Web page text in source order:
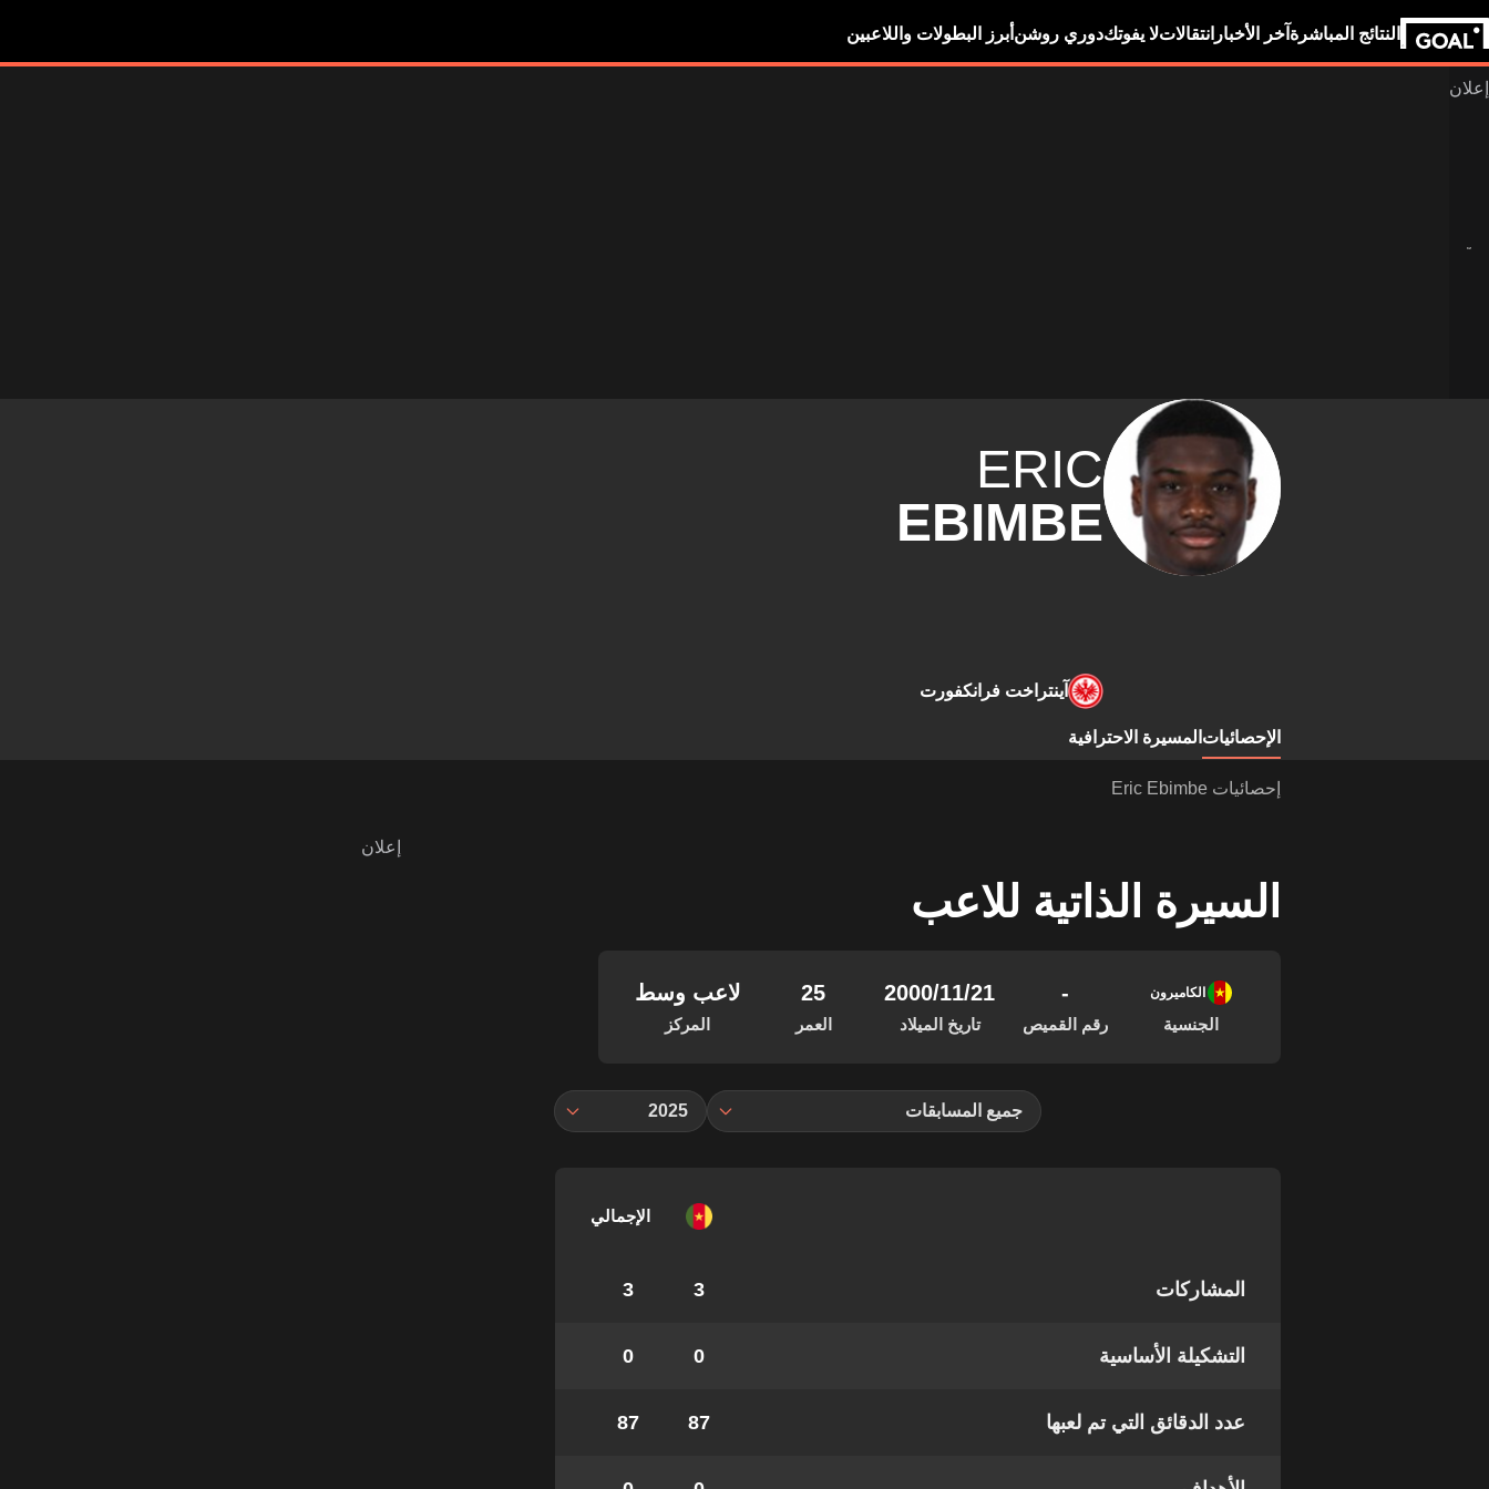
النتائج المباشرة آخر الأخبار انتقالاتلا يفوتكدوري روشن أبرز البطولات واللاعبين
ERIC
EBIMBE
آينتراخت فرانكفورت
الإحصائيات المسيرة الاحترافية
إحصائيات Eric Ebimbe
السيرة الذاتية للاعب
الكاميرون
الجنسية
-
رقم القميص
21‏/11‏/2000
تاريخ الميلاد
25
العمر
لاعب وسط
المركز
جميع المسابقات 2025
الإجمالي
المشاركات 3
3
التشكيلة الأساسية 0
0
عدد الدقائق التي تم لعبها 87
87